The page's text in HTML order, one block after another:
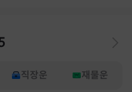
직장운 재물운